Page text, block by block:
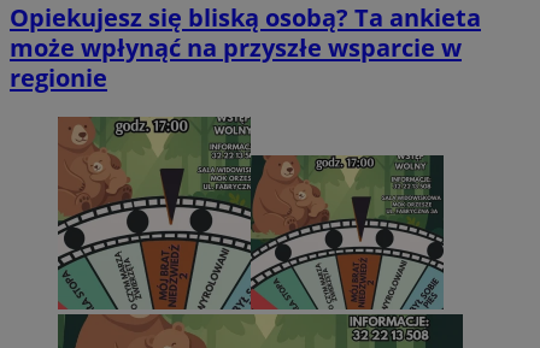
Opiekujesz się bliską osobą? Ta ankieta
może wpłynąć na przyszłe wsparcie w
regionie